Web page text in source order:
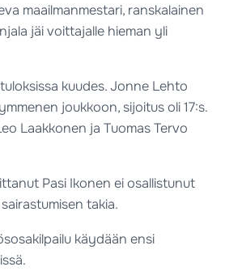
maailmanmestari, ranskalainen
jäi voittajalle hieman yli
kuudes. Jonne Lehto
joukkoon, sijoitus oli 17:s.
Laakkonen ja Tuomas Tervo
Pasi Ikonen ei osallistunut
takia.
käydään ensi